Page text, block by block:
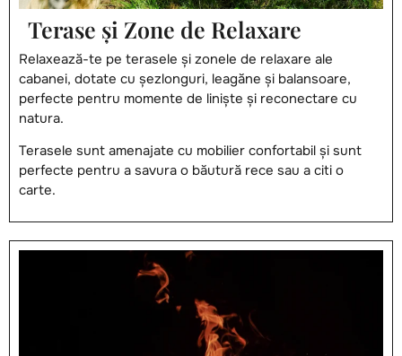
Terase și Zone de Relaxare
Relaxează-te pe terasele și zonele de relaxare ale
cabanei, dotate cu șezlonguri, leagăne și balansoare,
perfecte pentru momente de liniște și reconectare cu
natura.
Terasele sunt amenajate cu mobilier confortabil și sunt
perfecte pentru a savura o băutură rece sau a citi o
carte.